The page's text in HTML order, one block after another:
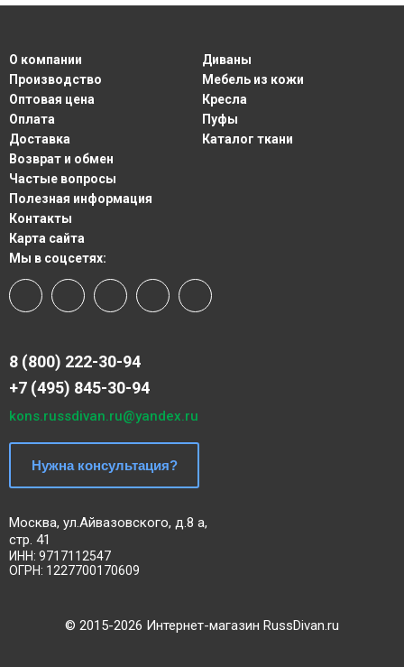
О компании
Производство
Оптовая цена
Оплата
Доставка
Возврат и обмен
Частые вопросы
Полезная информация
Контакты
Карта сайта
Диваны
Мебель из кожи
Кресла
Пуфы
Каталог ткани
8 (800) 222-30-94
+7 (495) 845-30-94
kons.russdivan.ru@yandex.ru
Нужна консультация?
Москва, ул.Айвазовского, д.8 а,
стр. 41
ИНН: 9717112547
ОГРН: 1227700170609
Мы в соцсетях:
© 2015-2026 Интернет-магазин RussDivan.ru